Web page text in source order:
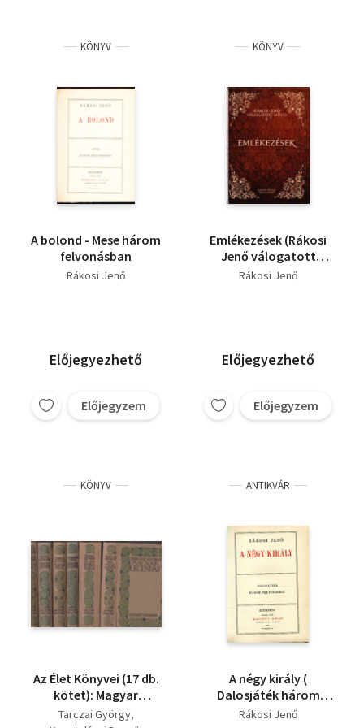
KÖNYV
A bolond - Mese három
felvonásban
Rákosi Jenő
Előjegyezhető
Előjegyzem
KÖNYV
Emlékezések (Rákosi
Jenő válogatott
művei II.)
Rákosi Jenő
Előjegyezhető
Előjegyzem
KÖNYV
Az Élet Könyvei (17 db.
kötet): Magyar
legendák + Modern
Tarczai György
ANTIKVÁR
A négy király (
Dalosjáték három
felvonásban )
Rákosi Jenő